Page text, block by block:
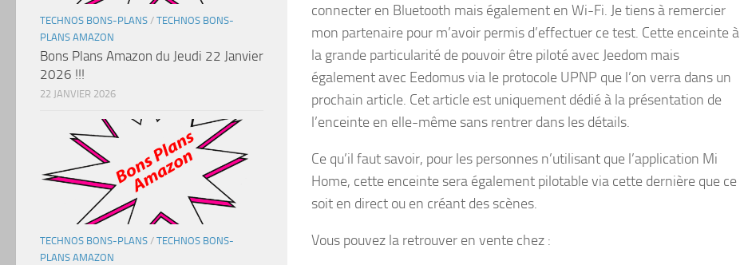
connecter en Bluetooth mais également en Wi-Fi. Je tiens à remercier
mon partenaire pour m’avoir permis d’effectuer ce test. Cette enceinte à
la grande particularité de pouvoir être piloté avec Jeedom mais
également avec Eedomus via le protocole UPNP que l’on verra dans un
prochain article. Cet article est uniquement dédié à la présentation de
l’enceinte en elle-même sans rentrer dans les détails.
Ce qu’il faut savoir, pour les personnes n’utilisant que l’application Mi
Home, cette enceinte sera également pilotable via cette dernière que ce
soit en direct ou en créant des scènes.
Vous pouvez la retrouver en vente chez :
TECHNOS BONS-PLANS / TECHNOS BONS-
PLANS AMAZON
Bons Plans Amazon du Jeudi 22 Janvier
2026 !!!
22 JANVIER 2026
TECHNOS BONS-PLANS / TECHNOS BONS-
PLANS AMAZON